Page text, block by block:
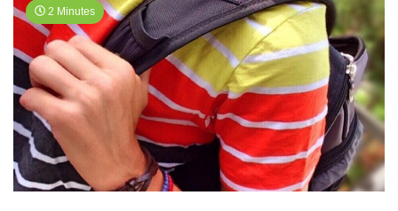
luna
octombrie!
2 Minutes